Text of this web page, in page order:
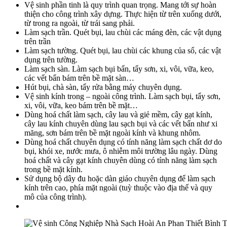
Vệ sinh phần tinh là quy trình quan trọng. Mang tới sự hoàn
thiện cho công trình xây dựng. Thực hiện từ trên xuống dưới,
từ trong ra ngoài, từ trái sang phải.
Làm sạch trần. Quét bụi, lau chùi các máng đèn, các vật dụng
trên trần
Làm sạch tường. Quét bụi, lau chùi các khung của sổ, các vật
dụng trên tường.
Làm sạch sàn. Làm sạch bụi bẩn, tẩy sơn, xi, vôi, vữa, keo,
các vết bẩn bám trên bề mặt sàn…
Hút bụi, chà sàn, tẩy rửa bằng máy chuyên dụng.
Vệ sinh kính trong – ngoài công trình. Làm sạch bụi, tẩy sơn,
xi, vôi, vữa, keo bám trên bề mặt…
Dùng hoá chất làm sạch, cây lau và giẻ mềm, cây gạt kính,
cây lau kính chuyên dùng lau sạch bụi và các vết bẩn như xi
măng, sơn bám trên bề mặt ngoài kính và khung nhôm.
Dùng hoá chất chuyên dụng có tính năng làm sạch chất dơ do
bụi, khói xe, nước mưa, ô nhiễm môi trường lâu ngày. Dùng
hoá chất và cây gạt kính chuyên dùng có tính năng làm sạch
trong bề mặt kính.
Sử dụng bộ dây đu hoặc dàn giáo chuyên dụng để làm sạch
kính trên cao, phía mặt ngoài (tuỳ thuộc vào địa thế và quy
mô của công trình).